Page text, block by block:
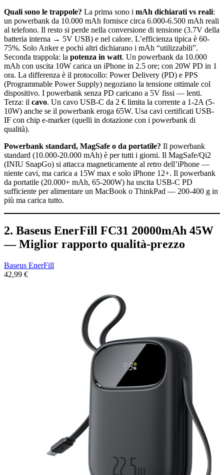
Quali sono le trappole? La prima sono i mAh dichiarati vs reali:
un powerbank da 10.000 mAh fornisce circa 6.000-6.500 mAh reali
al telefono. Il resto si perde nella conversione di tensione (3.7V della
batteria interna → 5V USB) e nel calore. L’efficienza tipica è 60-
75%. Solo Anker e pochi altri dichiarano i mAh “utilizzabili”.
Seconda trappola: la potenza in watt. Un powerbank da 10.000
mAh con uscita 10W carica un iPhone in 2.5 ore; con 20W PD in 1
ora. La differenza è il protocollo: Power Delivery (PD) e PPS
(Programmable Power Supply) negoziano la tensione ottimale col
dispositivo. I powerbank senza PD caricano a 5V fissi — lenti.
Terza: il cavo. Un cavo USB-C da 2 € limita la corrente a 1-2A (5-
10W) anche se il powerbank eroga 65W. Usa cavi certificati USB-
IF con chip e-marker (quelli in dotazione con i powerbank di
qualità).
Powerbank standard, MagSafe o da portatile? Il powerbank
standard (10.000-20.000 mAh) è per tutti i giorni. Il MagSafe/Qi2
(INIU SnapGo) si attacca magneticamente al retro dell’iPhone —
niente cavi, ma carica a 15W max e solo iPhone 12+. Il powerbank
da portatile (20.000+ mAh, 65-200W) ha uscita USB-C PD
sufficiente per alimentare un MacBook o ThinkPad — 200-400 g in
più ma carica tutto.
2. Baseus EnerFill FC31 20000mAh 45W
— Miglior rapporto qualità-prezzo
Baseus EnerFill
42,99 €